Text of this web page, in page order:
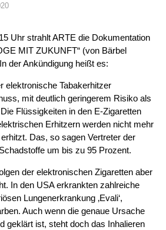
Uhr strahlt ARTE die Dokumentation
MIT ZUKUNFT“ (von Bärbel
der Ankündigung heißt es:
elektronische Tabakerhitzer
mit deutlich geringerem Risiko als
Flüssigkeiten in den E-Zigaretten
Erhitzern werden nicht mehr
Das, so sagen Vertreter der
um bis zu 95 Prozent.
der elektronischen Zigaretten aber
In den USA erkrankten zahlreiche
Lungenerkrankung ‚Evali‘,
Auch wenn die genaue Ursache
geklärt ist, steht doch das Inhalieren